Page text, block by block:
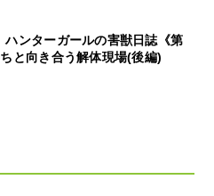
ハンターガールの害獣日誌《第
と向き合う解体現場(後編)